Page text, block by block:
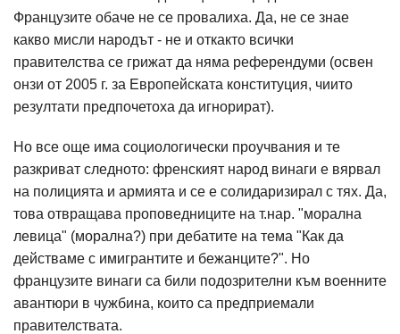
Французите обаче не се провалиха. Да, не се знае
какво мисли народът - не и откакто всички
правителства се грижат да няма референдуми (освен
онзи от 2005 г. за Европейската конституция, чиито
резултати предпочетоха да игнорират).
Но все още има социологически проучвания и те
разкриват следното: френският народ винаги е вярвал
на полицията и армията и се е солидаризирал с тях. Да,
това отвращава проповедниците на т.нар. "морална
левица" (морална?) при дебатите на тема "Как да
действаме с имигрантите и бежанците?". Но
французите винаги са били подозрителни към военните
авантюри в чужбина, които са предприемали
правителствата.